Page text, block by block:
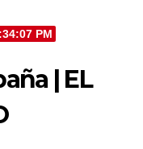
PM
| EL